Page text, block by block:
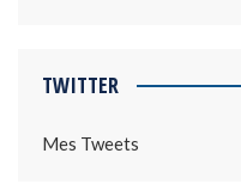
TWITTER
Mes Tweets